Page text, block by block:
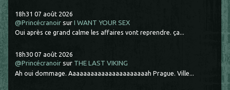
18h31 07 août 2026
@Princécranoir surI WANT YOUR SEX
Oui après ce grand calme les affaires vont reprendre. ça...
18h30 07 août 2026
@Princécranoir sur THE LAST VIKING
Ah oui dommage. Aaaaaaaaaaaaaaaaaaaaaah Prague. Ville...